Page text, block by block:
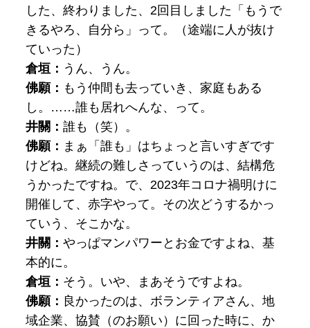
した、終わりました、2回目しました「もうで
きるやろ、自分ら」って。（途端に人が抜け
ていった）
倉垣： うん、うん。
佛願： もう仲間も去っていき、家庭もある
し。……誰も居れへんな、って。
井關：誰も（笑）。
佛願： まぁ「誰も」はちょっと言いすぎです
けどね。継続の難しさっていうのは、結構危
うかったですね。で、2023年コロナ禍明けに
開催して、赤字やって。その次どうするかっ
ていう、そこかな。
井關：やっぱマンパワーとお金ですよね、基
本的に。
倉垣： そう。いや、まあそうですよね。
佛願： 良かったのは、ボランティアさん、地
域企業、協賛（のお願い）に回った時に、か